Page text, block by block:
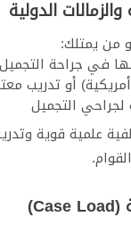
من يمتلك:
في جراحة التجميل
أو تدريب
التجميل
علمية قوية